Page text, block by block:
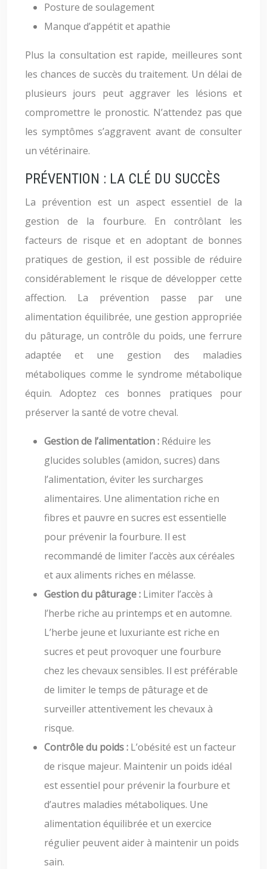
Posture de soulagement
Manque d’appétit et apathie
Plus la consultation est rapide, meilleures sont
les chances de succès du traitement. Un délai de
plusieurs jours peut aggraver les lésions et
compromettre le pronostic. N’attendez pas que
les symptômes s’aggravent avant de consulter
un vétérinaire.
PRÉVENTION : LA CLÉ DU SUCCÈS
La prévention est un aspect essentiel de la
gestion de la fourbure. En contrôlant les
facteurs de risque et en adoptant de bonnes
pratiques de gestion, il est possible de réduire
considérablement le risque de développer cette
affection. La prévention passe par une
alimentation équilibrée, une gestion appropriée
du pâturage, un contrôle du poids, une ferrure
adaptée et une gestion des maladies
métaboliques comme le syndrome métabolique
équin. Adoptez ces bonnes pratiques pour
préserver la santé de votre cheval.
Gestion de l’alimentation : Réduire les
glucides solubles (amidon, sucres) dans
l’alimentation, éviter les surcharges
alimentaires. Une alimentation riche en
fibres et pauvre en sucres est essentielle
pour prévenir la fourbure. Il est
recommandé de limiter l’accès aux céréales
et aux aliments riches en mélasse.
Gestion du pâturage : Limiter l’accès à
l’herbe riche au printemps et en automne.
L’herbe jeune et luxuriante est riche en
sucres et peut provoquer une fourbure
chez les chevaux sensibles. Il est préférable
de limiter le temps de pâturage et de
surveiller attentivement les chevaux à
risque.
Contrôle du poids : L’obésité est un facteur
de risque majeur. Maintenir un poids idéal
est essentiel pour prévenir la fourbure et
d’autres maladies métaboliques. Une
alimentation équilibrée et un exercice
régulier peuvent aider à maintenir un poids
sain.